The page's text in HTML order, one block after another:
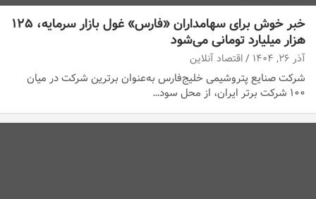
خبر خوش برای سهامداران «فارس» غول بازار سرمایه، ۱۲۵
هزار میلیارد تومانی می‌شود
آذر ۲۶, ۱۴۰۴ اقتصاد آنلاین
شرکت صنایع پتروشیمی خلیج‌فارس به‌عنوان برترین شرکت در میان
۱۰۰ شرکت برتر ایران، از محل سود…